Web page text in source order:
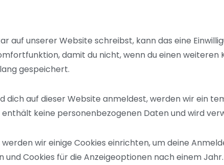
auf unserer Website schreibst, kann das eine
damit du nicht, wenn du einen
gespeichert.
dich auf dieser Website anmeldest, werden wir ein
keine personenbezogenen Daten und wird
wir einige Cookies einrichten, um deine
und Cookies für die Anzeigeoptionen nach einem